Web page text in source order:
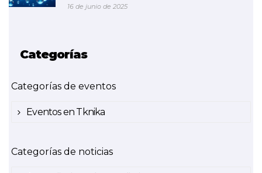
16 de junio de 2025
Categorías
Categorías de eventos
Eventos en Tknika
Categorías de noticias